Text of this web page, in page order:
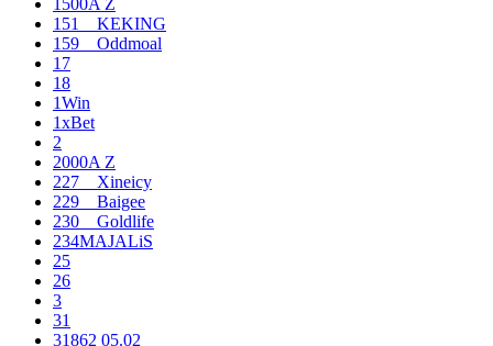
1500A Z
151__KEKING
159__Oddmoal
17
18
1Win
1xBet
2
2000A Z
227__Xineicy
229__Baigee
230__Goldlife
234MAJALiS
25
26
3
31
31862 05.02